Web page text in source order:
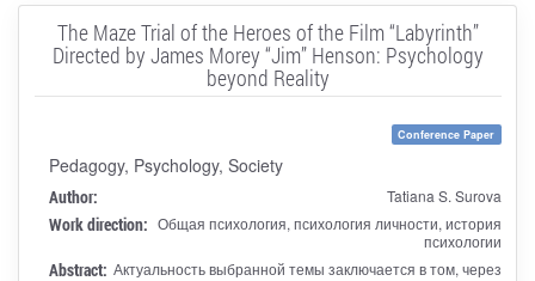
The Maze Trial of the Heroes of the Film “Labyrinth”
Directed by James Morey “Jim” Henson: Psychology
beyond Reality
Conference Paper
Pedagogy, Psychology, Society
Author: Tatiana S. Surova
Work direction: Общая психология, психология личности, история
психологии
Abstract: Актуальность выбранной темы заключается в том, через